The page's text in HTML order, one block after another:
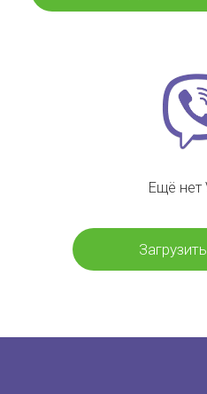
Ещё нет